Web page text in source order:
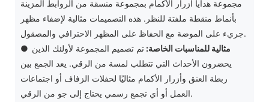
مجموعة هدايا أزرار الأكمام بمجموعة منسقة من الروابط المزينة
بأنماط منقطة ملفتة للنظر. هذه التصميمات مثالية لإضفاء مظهر
جريء على الموضة مع الحفاظ على المظهر الاحترافي والمصقول.
●
مثالية للمناسبات الخاصة:تم تصميم المجموعة لأولئك الذين
يحضرون الأحداث التي تتطلب لمسة من الرقي. يعد الجمع بين
ربطة العنق وأزرار الأكمام مثاليًا لحفلات الزفاف أو اجتماعات
العمل أو أي تجمع رسمي يحتاج إلى جو من الرقي.